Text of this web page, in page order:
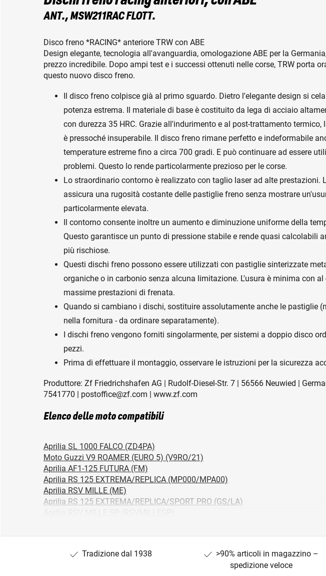
ANT., MSW211RAC FLOTT.
Disco freno *RACING* anteriore TRW con ABE
Design elegante, tecnologia all'avanguardia, omologazione ABE per la
prezzo incredibile. Dopo ampi test e i successi ottenuti nelle corse, TRW porta
questo nuovo disco freno.
Il disco freno colpisce già al primo sguardo. Dietro l'elegante design si
potenza estrema. Il materiale di base è costituito da lega di acciaio
con durezza 35 HRC. Grazie all'indurimento e al post-trattamento termico,
è pressoché insuperabile. Il disco freno rimane perfetto e indeformabile
temperature estreme fino a circa 700 gradi. E può continuare ad essere
problemi. Questo lo rende particolarmente prezioso per le corse.
Lo straordinario contorno è realizzato con taglio laser ad alte prestazioni.
assicura una rugosità costante delle pastiglie freno senza mostrare
particolarmente elevata.
Il contorno consente inoltre un aumento e diminuzione uniforme della
Questo garantisce un punto di pressione stabile e rende quasi calcolabili
più rischiose.
Questi dischi freno possono essere utilizzati con pastiglie sinterizzate
organiche o in carbonio senza alcuna limitazione. L'usura è minima con al
massime prestazioni di frenata.
Quando si cambiano i dischi, sostituire assolutamente anche le pastiglie
nella fornitura - da ordinare separatamente).
I dischi freno vengono forniti singolarmente, per sistemi a doppio disco
pezzi.
Prima di effettuare il montaggio, osservare le istruzioni per la sicurezza
Produttore: Zf Friedrichshafen AG | Rudolf-Diesel-Str. 7 | 56566 Neuwied |
7541770 | postoffice@zf.com | www.zf.com
Elenco delle moto compatibili
Aprilia SL 1000 FALCO (ZD4PA)
Moto Guzzi V9 ROAMER (EURO 5) (V9RO/21)
Aprilia AF1-125 FUTURA (FM)
Aprilia RS 125 EXTREMA/REPLICA (MP000/MPA00)
Aprilia RSV MILLE (ME)
Aprilia RS 125 EXTREMA/REPLICA/SPORT PRO (GS/LA)
Aprilia RSV MILLE (RP/MILLE)
Aprilia RSV 1000 R FACTORY (RR/FACTORY)
Tradizione dal 1938
>90% articoli in magazzino –
spedizione veloce